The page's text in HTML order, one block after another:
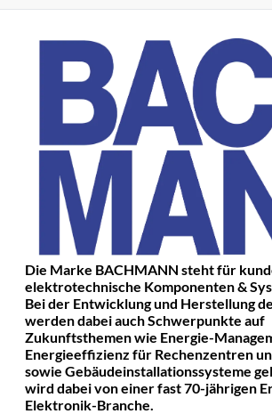
Die Marke BACHMANN steht für
elektrotechnische Komponenten &
Bei der Entwicklung und Herstellung
werden dabei auch Schwerpunkte auf
Zukunftsthemen wie Energie-
Energieeffizienz für Rechenzentren
sowie Gebäudeinstallationssysteme
wird dabei von einer fast 70-jährigen
Elektronik-Branche.